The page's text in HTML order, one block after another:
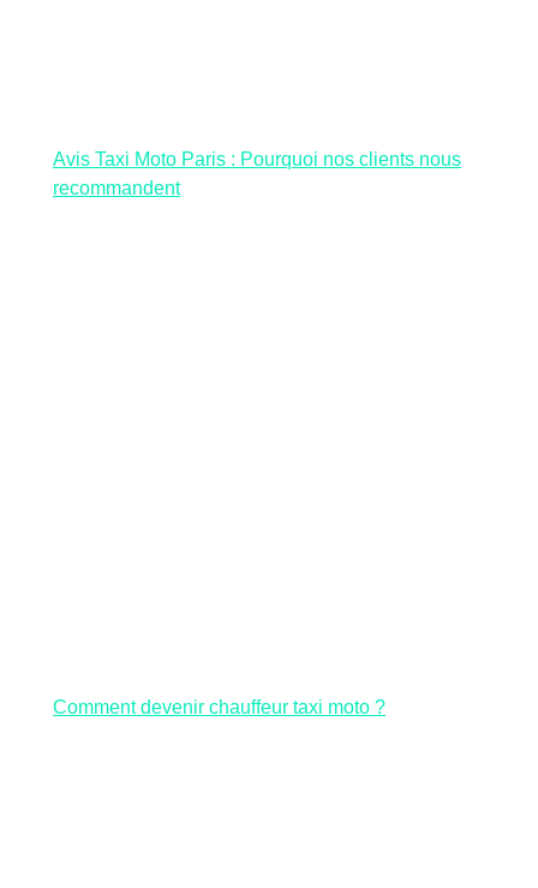
Avis Taxi Moto Paris : Pourquoi nos clients nous
recommandent
Comment devenir chauffeur taxi moto ?